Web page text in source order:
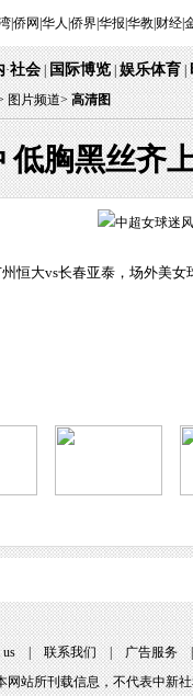
|侨网 华人 侨界|华报 华教| 财经|
·社会|国际博览|娱乐体育|
图片频道> 高清图
低胸黑丝齐
恒大vs长春亚泰，场外美
|联系我们|广告服务
网站所刊载信息，不代表中新